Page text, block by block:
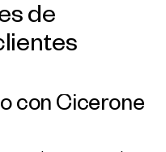
de
con Cicerone